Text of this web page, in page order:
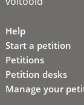
Help
Start a petition
Petitions
Petition desks
Manage your